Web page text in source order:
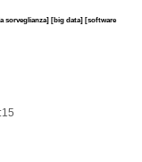
sorveglianza][big data] [software